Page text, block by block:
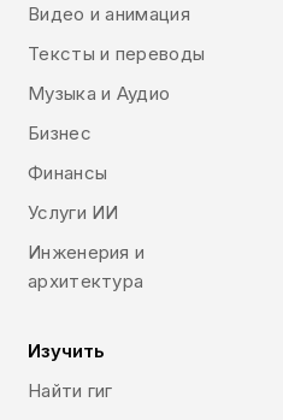
Видео и анимация
Тексты и переводы
Музыка и Аудио
Бизнес
Финансы
Услуги ИИ
Инженерия и
архитектура
Изучить
Найти гиг